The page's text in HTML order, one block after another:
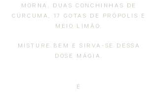
MORNA, DUAS CONCHINHAS DE
CÚRCUMA, 17 GOTAS DE PRÓPOLIS E
MEIO LIMÃO.
MISTURE BEM E SIRVA-SE DESSA
DOSE MÁGIA.
É